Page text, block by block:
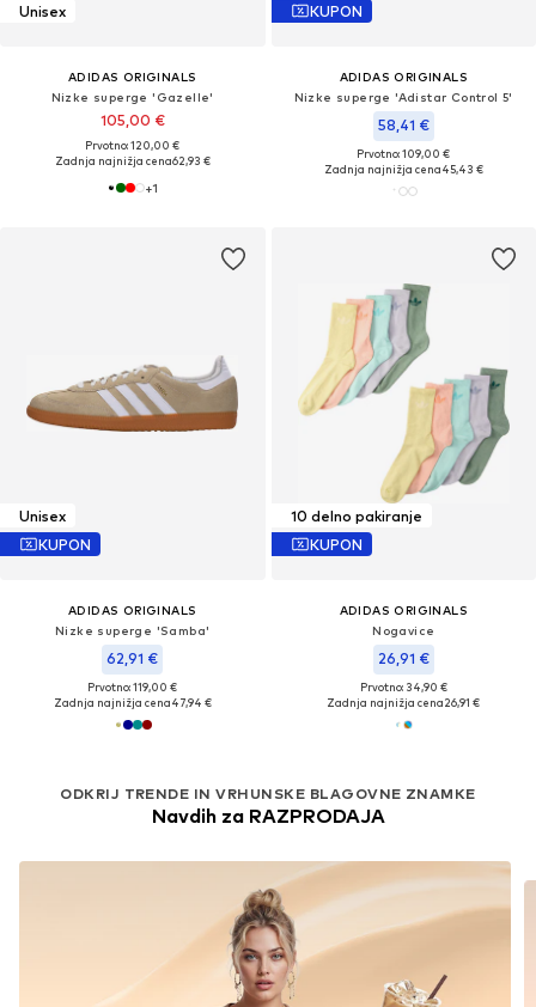
Unisex
ADIDAS ORIGINALS
Nizke superge 'Gazelle'
105,00 €
Prvotno: 120,00 €
Zadnja najnižja cena62,93 €
+1
KUPON
ADIDAS ORIGINALS
Nizke superge 'Adistar Control 5'
58,41 €
Prvotno: 109,00 €
Zadnja najnižja cena45,43 €
Unisex
KUPON
ADIDAS ORIGINALS
Nizke superge 'Samba'
62,91 €
Prvotno: 119,00 €
Zadnja najnižja cena47,94 €
10 delno pakiranje
KUPON
ADIDAS ORIGINALS
Nogavice
26,91 €
Prvotno: 34,90 €
Zadnja najnižja cena26,91 €
ODKRIJ TRENDE IN VRHUNSKE BLAGOVNE ZNAMKE
Navdih za RAZPRODAJA